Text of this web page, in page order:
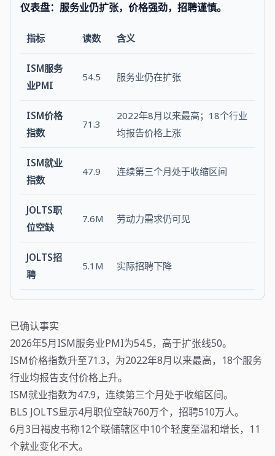
仪表盘：服务业仍扩张，价格强劲，招聘谨慎。
指标 读数 含义
ISM服务
业PMI
54.5 服务业仍在扩张
ISM价格
指数
71.3
2022年8月以来最高；18个行业
均报告价格上涨
ISM就业
指数
47.9 连续第三个月处于收缩区间
JOLTS职
位空缺
7.6M 劳动力需求仍可见
JOLTS招
聘
5.1M 实际招聘下降
已确认事实
2026年5月ISM服务业PMI为54.5，高于扩张线50。
ISM价格指数升至71.3，为2022年8月以来最高，18个服务
行业均报告支付价格上升。
ISM就业指数为47.9，连续第三个月处于收缩区间。
BLS JOLTS显示4月职位空缺760万个，招聘510万人。
6月3日褐皮书称12个联储辖区中10个轻度至温和增长，11
个就业变化不大。